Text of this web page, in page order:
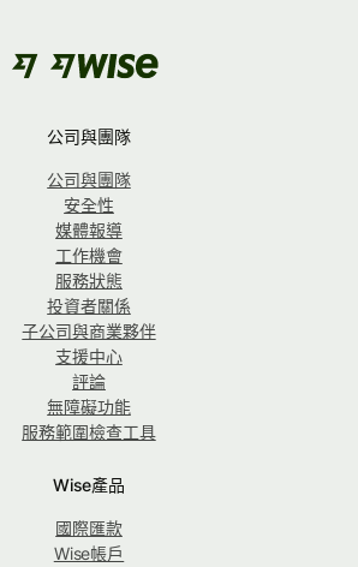
公司與團隊
公司與團隊
安全性
媒體報導
工作機會
服務狀態
投資者關係
子公司與商業夥伴
支援中心
評論
無障礙功能
服務範圍檢查工具
Wise產品
國際匯款
Wise帳戶